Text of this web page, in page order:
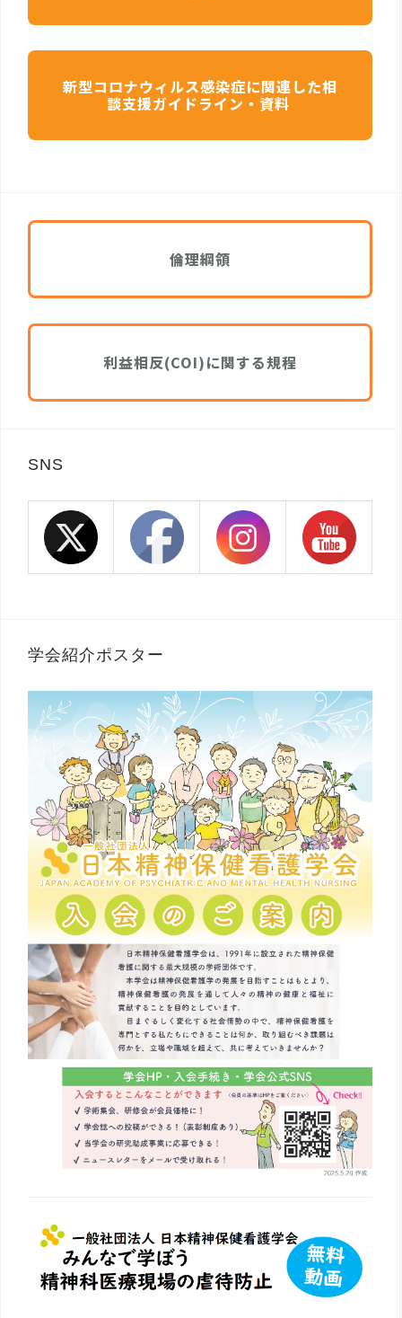
新型コロナウィルス感染症に関連した相
談支援ガイドライン・資料
倫理綱領
利益相反(COI)に関する規程
SNS
学会紹介ポスター